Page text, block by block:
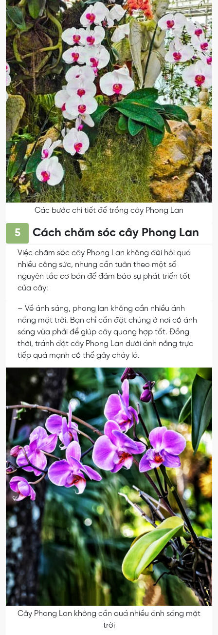
Các bước chi tiết để trồng cây Phong Lan
5 Cách chăm sóc cây Phong Lan
Việc chăm sóc cây Phong Lan không đòi hỏi quá
nhiều công sức, nhưng cần tuân theo một số
nguyên tắc cơ bản để đảm bảo sự phát triển tốt
của cây:
– Về ánh sáng, phong lan không cần nhiều ánh
nắng mặt trời. Bạn chỉ cần đặt chúng ở nơi có ánh
sáng vừa phải để giúp cây quang hợp tốt. Đồng
thời, tránh đặt cây Phong Lan dưới ánh nắng trực
tiếp quá mạnh có thể gây cháy lá.
Cây Phong Lan không cần quá nhiều ánh sáng mặt
trời